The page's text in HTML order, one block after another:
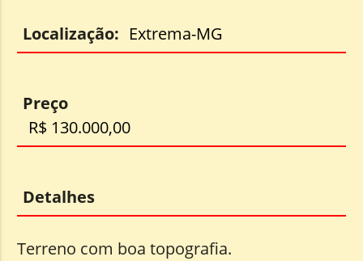
Localização: Extrema-MG
Preço
R$ 130.000,00
Detalhes
Terreno com boa topografia.